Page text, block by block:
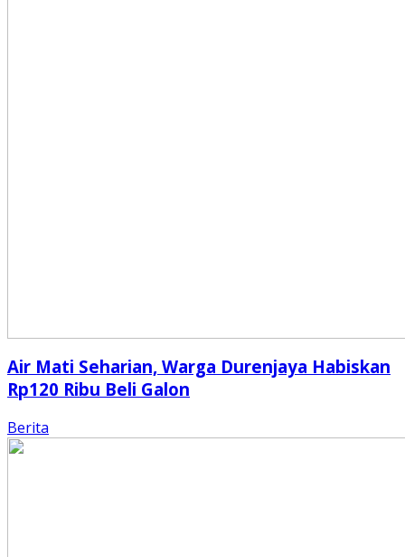
Air Mati Seharian, Warga Durenjaya Habiskan
Rp120 Ribu Beli Galon
Berita